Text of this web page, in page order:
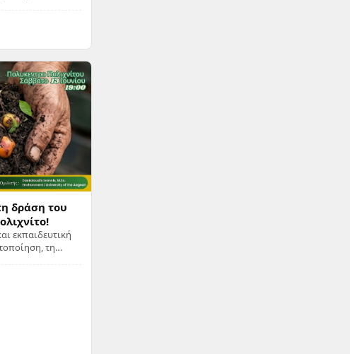
δράση του
εκπαιδευτική
τη